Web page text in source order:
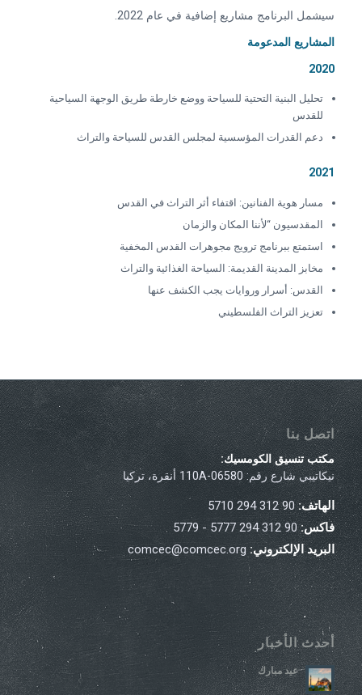
سيشمل البرنامج مشاريع إضافية في عام 2022.
المشاريع المدعومة
2020
تحليل البنية التحتية للسياحة ووضع خارطة طريق الوجهة السياحية
للقدس
دعم القدرات المؤسسية لمجلس القدس للسياحة والتراث
2021
مسار هوية الفنانين: اقتفاء أثر التراث في القدس
المقدسيون “لأننا المكان والزمان
استمتع ببرنامج ترويج مجوهرات القدس المخفية
مخابز المدينة القديمة: السياحة الغذائية والتراث
القدس: أسرار وروايات يجب الكشف عنها
تعزيز التراث الفلسطيني
اتصل بنا
مكتب تنسيق الكومسيك:
نيكاتيبي شارع رقم: 110A-06580 أنقرة، تركيا
الهاتف:90 312 294 5710
فاكس:90 312 294 5777 - 5779
البريد الإلكتروني: comcec@comcec.org
أحدث الأخبار
عيد مبارك